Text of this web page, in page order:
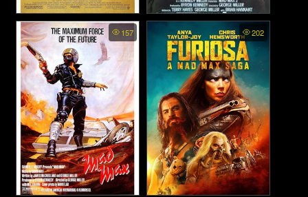
Mad Max 3 Beyond
Thunderdome - แมดแม็กซ์ 3:
โดมบันลือโลก (1985)
Mad Max 2 The Road Warrior
- แมดแม็กซ์ 2 (1981)
157 202